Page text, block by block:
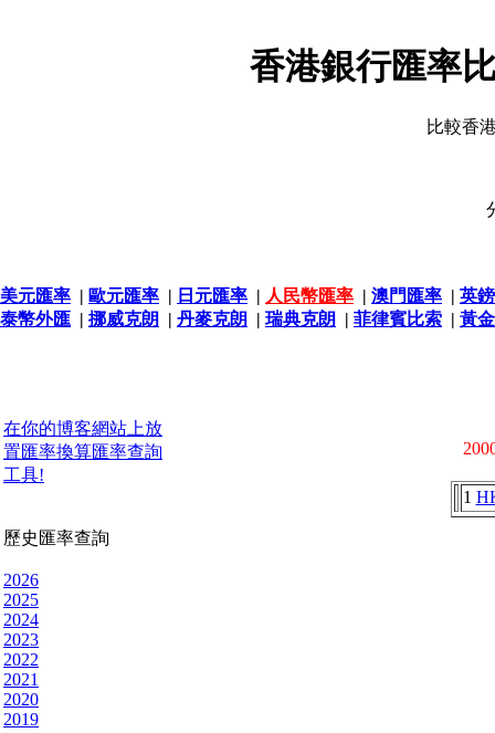
香港銀行匯率
比較香
美元匯率 | 歐元匯率 | 日元匯率 | 人民幣匯率 | 澳門匯率 | 英
泰幣外匯 | 挪威克朗 | 丹麥克朗 | 瑞典克朗 | 菲律賓比索 | 黃
在你的博客網站上放
置匯率換算匯率查詢
工具!
歷史匯率查詢
2026
2025
2024
2023
2022
2021
2020
2019
1